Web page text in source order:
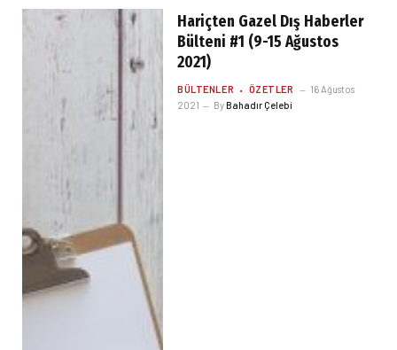
Hariçten Gazel Dış Haberler
Bülteni #1 (9-15 Ağustos
2021)
BÜLTENLER ÖZETLER
16 Ağustos
2021
ByBahadır Çelebi